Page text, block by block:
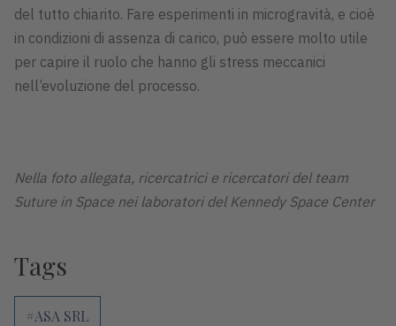
del tutto chiarito. Fare esperimenti in microgravità, e cioè
in condizioni di assenza di carico, può essere molto utile
per capire il ruolo che hanno gli stress meccanici
nell’evoluzione del processo.
Nella foto allegata, ricercatrici e ricercatori del team
Suture in Space nei laboratori del Kennedy Space Center
Tags
#ASA SRL